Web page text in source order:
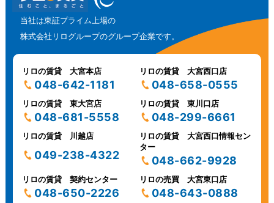
当社は東証プライム上場の
株式会社リログループのグループ企業です。
リロの賃貸 大宮本店
048-642-1181
リロの賃貸 大宮西口店
048-658-0555
リロの賃貸 東大宮店
048-681-5558
リロの賃貸 東川口店
048-299-6661
リロの賃貸 川越店
049-238-4322
リロの賃貸 大宮西口情報セン
ター
048-662-9928
リロの賃貸 契約センター
048-650-2226
リロの売買 大宮東口店
048-643-0888